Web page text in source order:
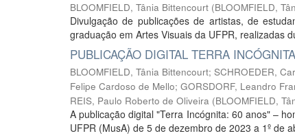
BLOOMFIELD, Tânia Bittencourt (BLOOMFIELD,
Divulgação de publicações de artistas, de
graduação em Artes Visuais da UFPR, realizadas
PUBLICAÇÃO DIGITAL TERRA
BLOOMFIELD, Tânia Bittencourt; SCHROEDER,
Felipe Cardoso de Mello; GORSDORF, Leandro
REIS, Paulo Roberto de Oliveira (BLOOMFIELD,
A publicação digital "Terra Incógnita: 60 anos" –
UFPR (MusA) de 5 de dezembro de 2023 a 1º de